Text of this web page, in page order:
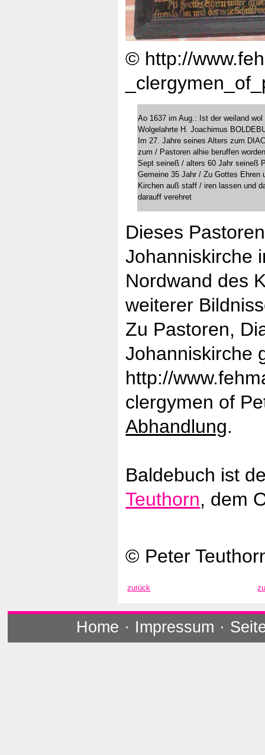
© http://
Ao 1637 im Aug.: Ist der weiland
Wolgelahrte H. Joachimus
Im 27. Jahre seines Alters zum
zum / Pastoren alhie beruffen
Sept seineß / alters 60 Jahr seineß
Gemeine 35 Jahr / Zu Gottes Ehren
Kirchen auß staff / iren lassen und
darauff verehret
Dieses
Johanniskirche
Nordwand des
weiterer
Zu Pastoren,
Johanniskirche
http://
clergymen of
Abhandlung.
Baldebuch ist
Teuthorn, dem
© Peter
zurück
Home · Impressum ·